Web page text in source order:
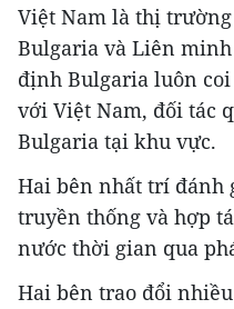
Việt Nam là thị
Bulgaria và Liên
định Bulgaria luôn
với Việt Nam, đối tác
Bulgaria tại khu vực.
Hai bên nhất trí đánh
truyền thống và hợp
nước thời gian qua
Hai bên trao đổi